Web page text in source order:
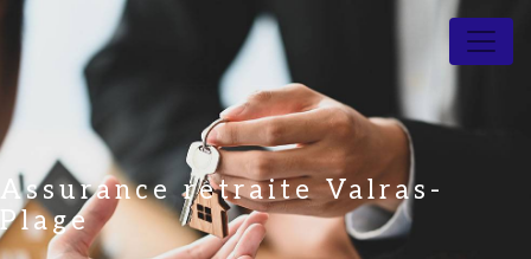
Panneau de gestion des cookies
Assurance retraite Valras-
Plage